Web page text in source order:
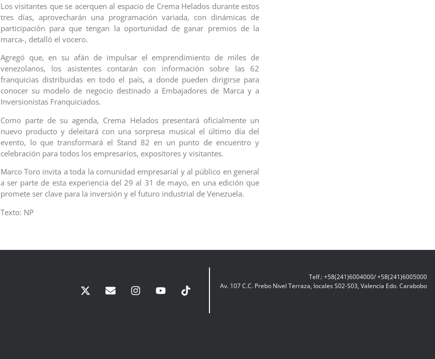
Los visitantes que se acerquen al espacio de Crema Helados durante estos
tres días, aprovecharán una programación variada, con dinámicas de
participación para que tengan la oportunidad de ganar premios de la
marca-, detalló el vocero.
Agregó que, en su afán de impulsar el emprendimiento de miles de
venezolanos, los asistentes contarán con información sobre las 62
franquicias distribuidas en todo el país, a donde pueden dirigirse para
conocer su modelo de negocio destinado a Embajadores de Marca y a
Inversionistas Franquiciados.
Como parte de su agenda, Crema Helados presentará oficialmente un
nuevo producto y deleitará con una sorpresa musical el último día del
evento, lo que transformará el Stand 82 en un punto de encuentro y
celebración para todos los empresarios, expositores y visitantes.
Marco Toro invita a toda la comunidad empresarial y al público en general
a ser parte de esta experiencia del 29 al 31 de mayo, en una edición que
promete ser clave para la inversión y el futuro industrial de Venezuela.
Texto: NP
Telf.: +58(241)6004000/ +58(241)6005000
Av. 107 C.C. Prebo Nivel Terraza, locales S02-S03, Valencia Edo. Carabobo